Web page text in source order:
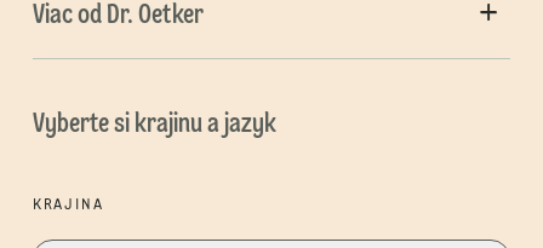
Viac od Dr. Oetker
Vyberte si krajinu a jazyk
KRAJINA